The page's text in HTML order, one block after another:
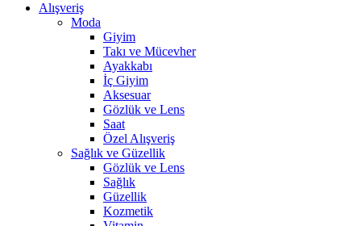
Alışveriş
Moda
Giyim
Takı ve Mücevher
Ayakkabı
İç Giyim
Aksesuar
Gözlük ve Lens
Saat
Özel Alışveriş
Sağlık ve Güzellik
Gözlük ve Lens
Sağlık
Güzellik
Kozmetik